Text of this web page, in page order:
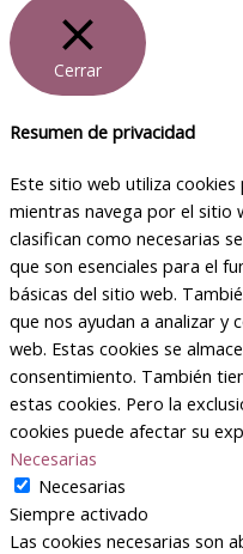
Cerrar
Resumen de privacidad
Este sitio web utiliza
mientras navega por el sitio
clasifican como necesarias
que son esenciales para el
básicas del sitio web.
que nos ayudan a analizar
web. Estas cookies se
consentimiento. También
estas cookies. Pero la
cookies puede afectar su
Necesarias
Necesarias
Siempre activado
Las cookies necesarias son